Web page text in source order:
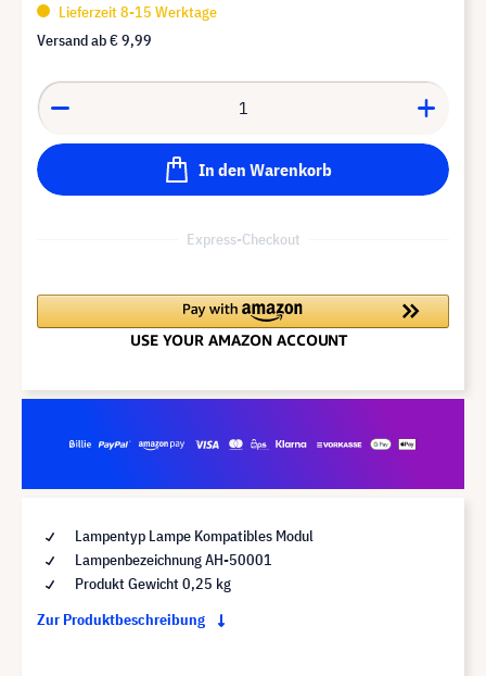
Lieferzeit 8-15 Werktage
Versand ab€ 9,99
In den Warenkorb
Express-Checkout
Lampentyp Lampe Kompatibles Modul
Lampenbezeichnung AH-50001
Produkt Gewicht 0,25 kg
Zur Produktbeschreibung